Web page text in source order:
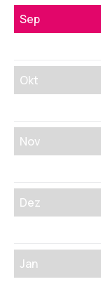
Sep
Okt
Nov
Dez
Jan